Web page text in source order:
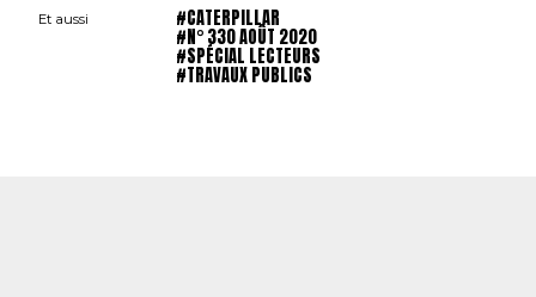
Et aussi #CATERPILLAR
#N° 330 AOÛT 2020
#SPÉCIAL LECTEURS
#TRAVAUX PUBLICS